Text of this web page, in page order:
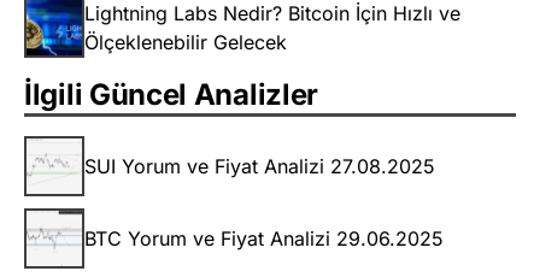
Lightning Labs Nedir? Bitcoin İçin Hızlı ve
Ölçeklenebilir Gelecek
İlgili Güncel Analizler
SUI Yorum ve Fiyat Analizi 27.08.2025
BTC Yorum ve Fiyat Analizi 29.06.2025